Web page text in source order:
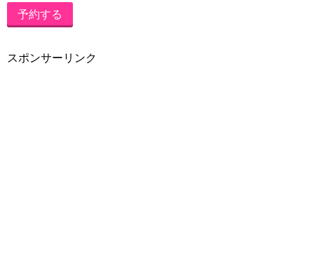
予約する
スポンサーリンク